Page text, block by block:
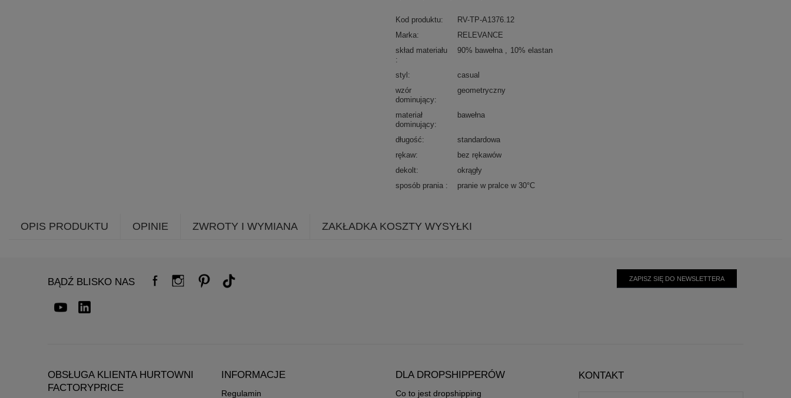
Kod produktu
RV-TP-A1376.12
Marka
RELEVANCE
skład materiału
90% bawełna 10% elastan
styl
casual
wzór
dominujący
geometryczny
materiał
dominujący
bawełna
długość
standardowa
rękaw
bez rękawów
dekolt
okrągły
sposób prania
pranie w pralce w 30°C
OPIS PRODUKTU OPINIE ZWROTY I WYMIANA ZAKŁADKA KOSZTY WYSYŁKI
BĄDŹ BLISKO NAS ZAPISZ SIĘ DO NEWSLETTERA
OBSŁUGA KLIENTA HURTOWNI
FACTORYPRICE
INFORMACJE
Regulamin
DLA DROPSHIPPERÓW
Co to jest dropshipping
KONTAKT